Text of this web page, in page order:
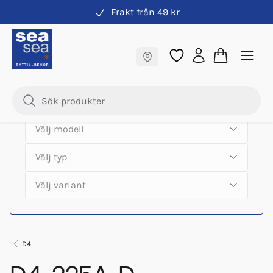
Frakt från 49 kr
Samma pris online & i butik
Hitta rätt produkter till din båtmotor
D4